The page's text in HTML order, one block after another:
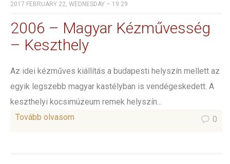
2017 FEBRUARY 22, WEDNESDAY – 19:29
2006 – Magyar Kézművesség
– Keszthely
Az idei kézműves kiállítás a budapesti helyszín mellett az
egyik legszebb magyar kastélyban is vendégeskedett. A
keszthelyi kocsimúzeum remek helyszín...
Tovább olvasom
0